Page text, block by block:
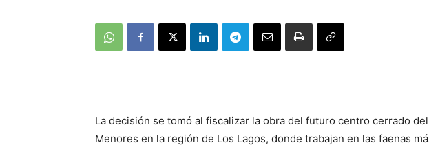
La decisión se tomó al fiscalizar la obra del futuro centro cerrado
Menores en la región de Los Lagos, donde trabajan en las faenas